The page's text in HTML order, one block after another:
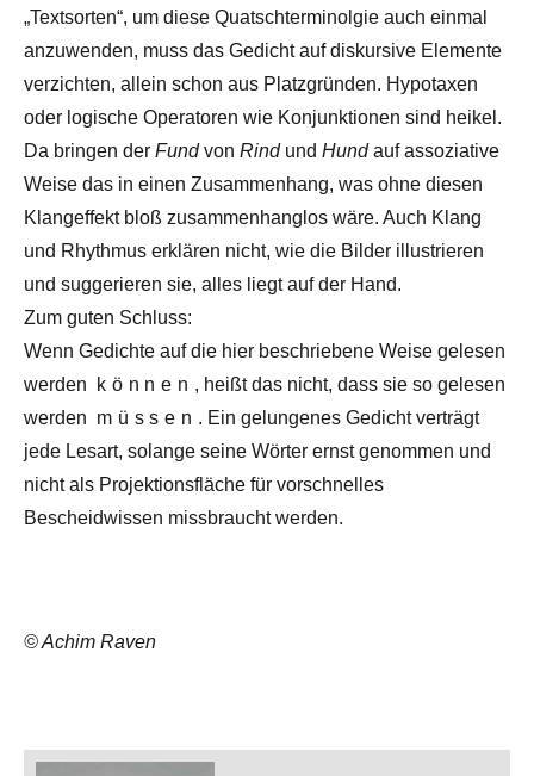
„Textsorten“, um diese Quatschterminolgie auch einmal
anzuwenden, muss das Gedicht auf diskursive Elemente
verzichten, allein schon aus Platzgründen. Hypotaxen
oder logische Operatoren wie Konjunktionen sind heikel.
Da bringen der Fundvon Rindund Hundauf assoziative
Weise das in einen Zusammenhang, was ohne diesen
Klangeffekt bloß zusammenhanglos wäre. Auch Klang
und Rhythmus erklären nicht, wie die Bilder illustrieren
und suggerieren sie, alles liegt auf der Hand.
Zum guten Schluss:
Wenn Gedichte auf die hier beschriebene Weise gelesen
werden
können , heißt das nicht, dass sie so gelesen
werden müssen . Ein gelungenes Gedicht verträgt
jede Lesart, solange seine Wörter ernst genommen und
nicht als Projektionsfläche für vorschnelles
Bescheidwissen missbraucht werden.
© Achim Raven